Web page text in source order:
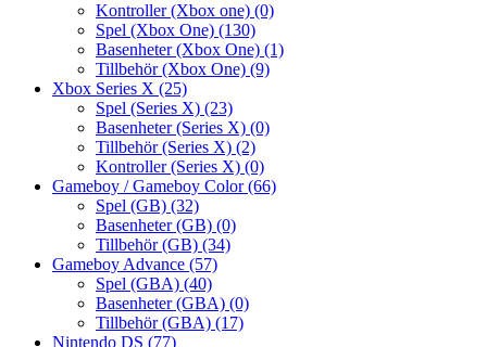
Kontroller (Xbox one) (0)
Spel (Xbox One) (130)
Basenheter (Xbox One) (1)
Tillbehör (Xbox One) (9)
Xbox Series X (25)
Spel (Series X) (23)
Basenheter (Series X) (0)
Tillbehör (Series X) (2)
Kontroller (Series X) (0)
Gameboy / Gameboy Color(66)
Spel (GB) (32)
Basenheter (GB) (0)
Tillbehör (GB) (34)
Gameboy Advance (57)
Spel (GBA) (40)
Basenheter (GBA) (0)
Tillbehör (GBA) (17)
Nintendo DS (77)